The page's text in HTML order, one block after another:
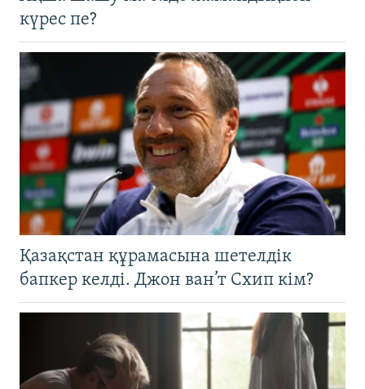
күрес пе?
Қазақстан құрамасына шетелдік
бапкер келді. Джон ван’т Схип кім?